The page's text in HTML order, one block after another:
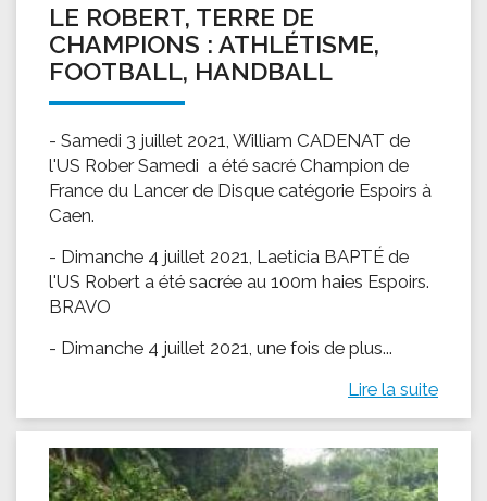
LE ROBERT, TERRE DE
CHAMPIONS : ATHLÉTISME,
FOOTBALL, HANDBALL
- Samedi 3 juillet 2021, William CADENAT de
l'US Rober Samedi a été sacré Champion de
France du Lancer de Disque catégorie Espoirs à
Caen.
- Dimanche 4 juillet 2021, Laeticia BAPTÉ de
l'US Robert a été sacrée au 100m haies Espoirs.
BRAVO
- Dimanche 4 juillet 2021, une fois de plus...
Lire la suite